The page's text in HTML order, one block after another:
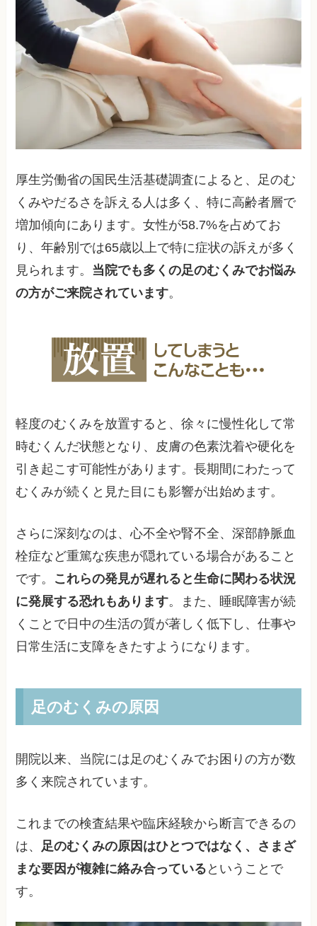
厚生労働省の国民生活基礎調査によると、足のむ
くみやだるさを訴える人は多く、特に高齢者層で
増加傾向にあります。女性が58.7%を占めてお
り、年齢別では65歳以上で特に症状の訴えが多く
見られます。 当院でも多くの足のむくみでお悩み
の方がご来院されています。
軽度のむくみを放置すると、徐々に慢性化して常
時むくんだ状態となり、皮膚の色素沈着や硬化を
引き起こす可能性があります。長期間にわたって
むくみが続くと見た目にも影響が出始めます。
さらに深刻なのは、心不全や腎不全、深部静脈血
栓症など重篤な疾患が隠れている場合があること
です。 これらの発見が遅れると生命に関わる状況
に発展する恐れもあります。また、睡眠障害が続
くことで日中の生活の質が著しく低下し、仕事や
日常生活に支障をきたすようになります。
足のむくみの原因
開院以来、当院には足のむくみでお困りの方が数
多く来院されています。
これまでの検査結果や臨床経験から断言できるの
は、 足のむくみの原因はひとつではなく、さまざ
まな要因が複雑に絡み合っている ということで
す。